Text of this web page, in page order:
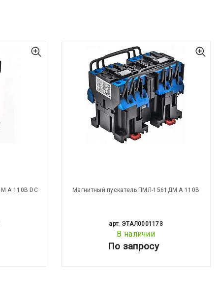
А 110В DC Магнитный пускатель ПМЛ-1561ДМ А 110В
арт: ЭТАЛ0001173
В наличии
По запросу